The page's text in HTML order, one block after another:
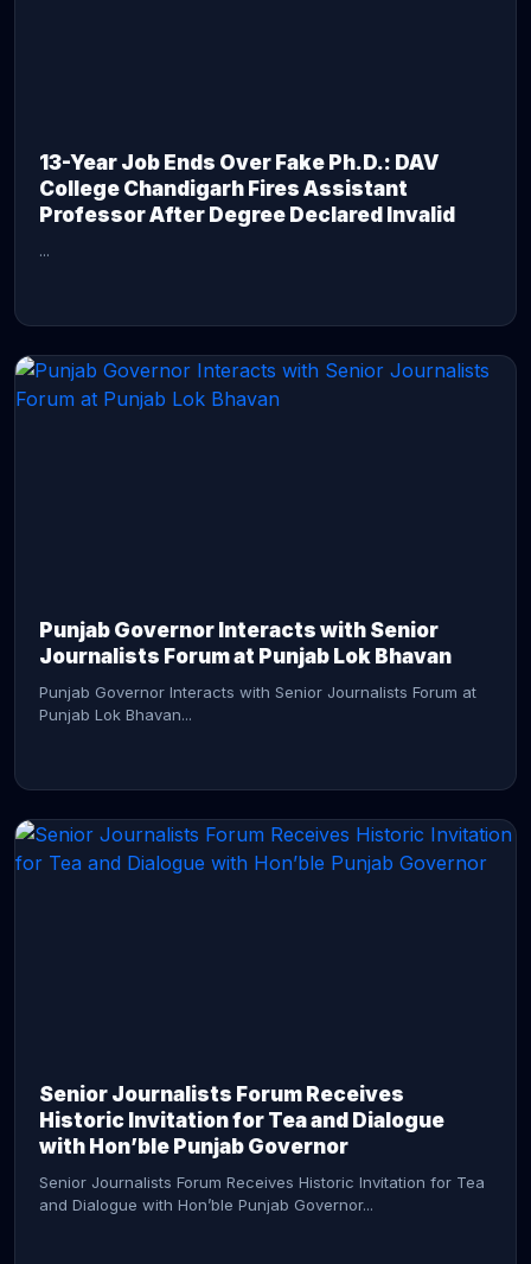
13-Year Job Ends Over Fake Ph.D.: DAV
College Chandigarh Fires Assistant
Professor After Degree Declared Invalid
...
Punjab Governor Interacts with Senior
Journalists Forum at Punjab Lok Bhavan
Punjab Governor Interacts with Senior Journalists Forum at
Punjab Lok Bhavan...
Senior Journalists Forum Receives
Historic Invitation for Tea and Dialogue
with Hon’ble Punjab Governor
Senior Journalists Forum Receives Historic Invitation for Tea
and Dialogue with Hon’ble Punjab Governor...